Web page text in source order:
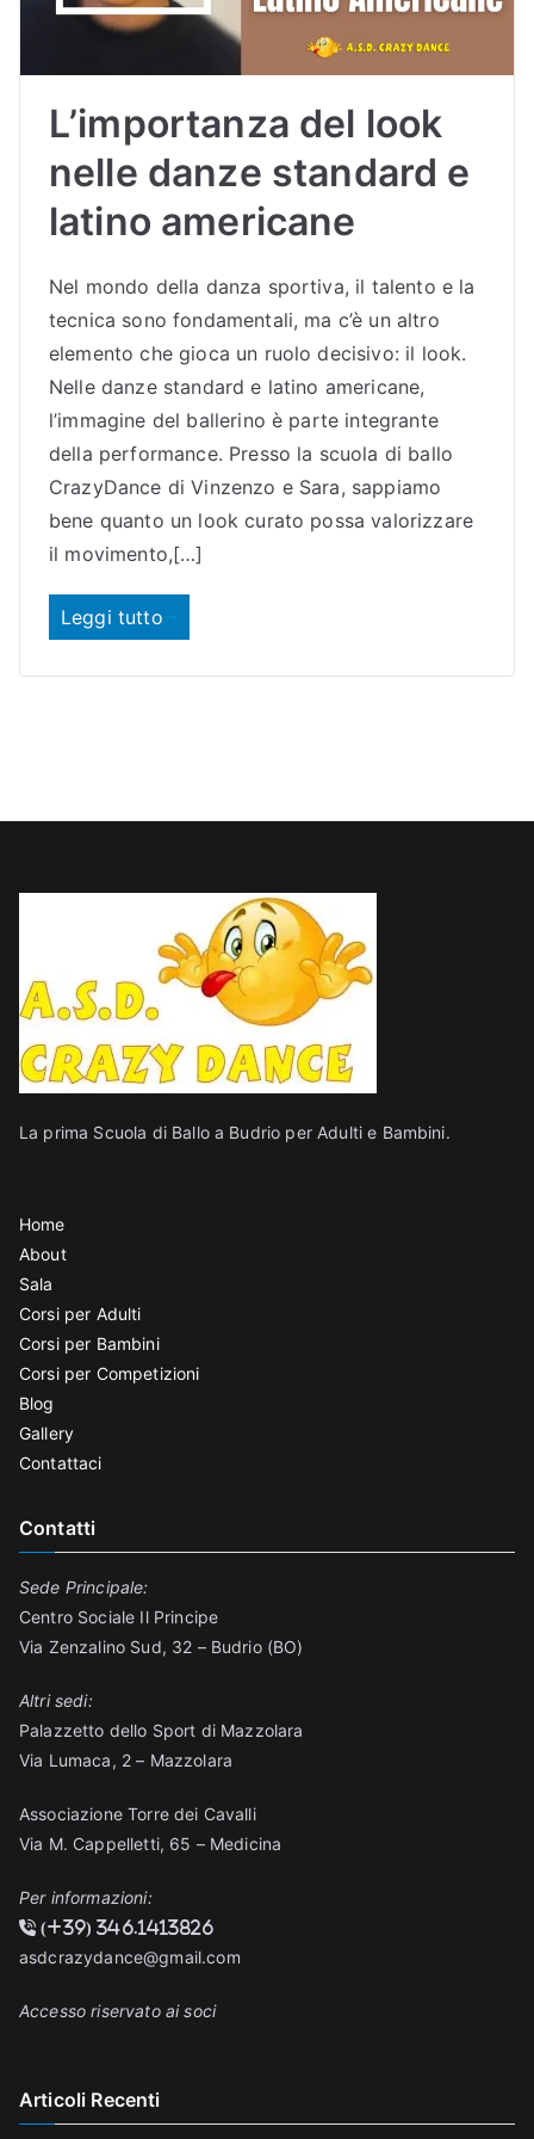
Sc
uol
a
Bal
lo
Bu
dri
o
L’importanza del look
nelle danze standard e
latino americane
Nel mondo della danza sportiva, il talento e la
tecnica sono fondamentali, ma c’è un altro
elemento che gioca un ruolo decisivo: il look.
Nelle danze standard e latino americane,
l’immagine del ballerino è parte integrante
della performance. Presso la scuola di ballo
CrazyDance di Vinzenzo e Sara, sappiamo
bene quanto un look curato possa valorizzare
il movimento,[…]
Leggi tutto
La prima Scuola di Ballo a Budrio per Adulti e Bambini.
Home
About
Sala
Corsi per Adulti
Corsi per Bambini
Corsi per Competizioni
Blog
Gallery
Contattaci
Contatti
Sede Principale:
Centro Sociale Il Principe
Via Zenzalino Sud, 32 – Budrio (BO)
Altri sedi:
Palazzetto dello Sport di Mazzolara
Via Lumaca, 2 – Mazzolara
Associazione Torre dei Cavalli
Via M. Cappelletti, 65 – Medicina
Per informazioni:
(+39) 346.1413826
asdcrazydance@gmail.com
Accesso riservato ai soci
Articoli Recenti